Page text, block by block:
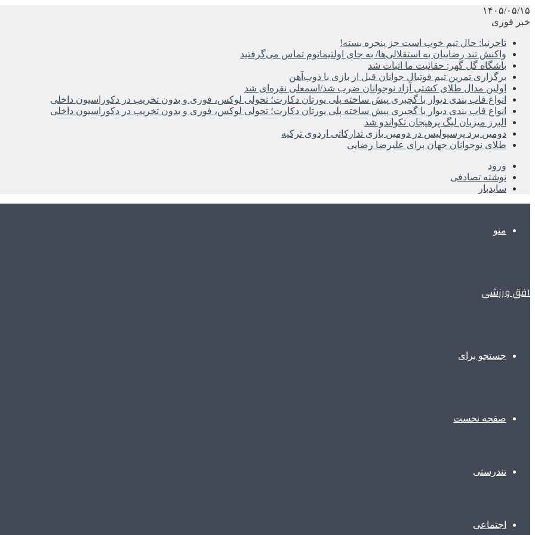
۱۴۰۵/۰۵/۱۵
خبر فوری
تاجرنیا: حال تیم خوب است جز پنجره بسته!
واکنش تند رضاییان به استقلالی‌ها/ به جای اولتیماتوم تماس می‌گرفتید
باشگاه گل گهر: حقانیت ما اثبات شد
برگزاری تمرین تیم فوتبال جوانان قبل از بازی با ذوب‌آهن
اولین مدال طلای کشتی آزاد نوجوانان ضرب شد/اسمعلی نقره‌ای شد
انواع قاب بندی دیوار با گچبری پیش ساخته پلی یورتان دکارت؛ تحولی لوکس، فوری و بدون تخریب در دکوراسیون داخلی
انواع قاب بندی دیوار با گچبری پیش ساخته پلی یورتان دکارت؛ تحولی لوکس، فوری و بدون تخریب در دکوراسیون داخلی
البرز میزبان لیگ پرهیجان تکواندو شد
دومین برد پرسپولیس در دومین بازی تدارکاتی اردوی ترکیه
طلای نوجوانان جهان برای علیرضا رضایی
ورود
نوشته تصادفی
سایدبار
منو
افق ورزشی
جستجو برای
صفحه نخست
تندرستی
اجتماعی